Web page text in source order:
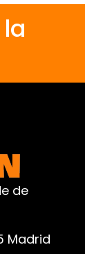
de
Madrid